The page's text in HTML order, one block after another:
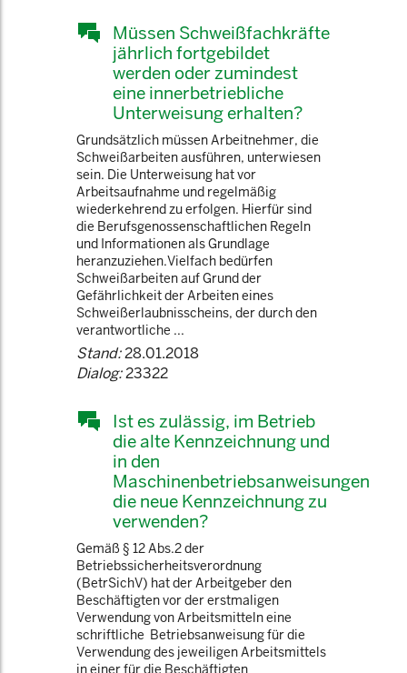
Müssen Schweißfachkräfte
jährlich fortgebildet
werden oder zumindest
eine innerbetriebliche
Unterweisung erhalten?
Grundsätzlich müssen Arbeitnehmer, die
Schweißarbeiten ausführen, unterwiesen
sein. Die Unterweisung hat vor
Arbeitsaufnahme und regelmäßig
wiederkehrend zu erfolgen. Hierfür sind
die Berufsgenossenschaftlichen Regeln
und Informationen als Grundlage
heranzuziehen.Vielfach bedürfen
Schweißarbeiten auf Grund der
Gefährlichkeit der Arbeiten eines
Schweißerlaubnisscheins, der durch den
verantwortliche ...
Stand:28.01.2018
Dialog:23322
Ist es zulässig, im Betrieb
die alte Kennzeichnung und
in den
Maschinenbetriebsanweisungen
die neue Kennzeichnung zu
verwenden?
Gemäß § 12 Abs.2 der
Betriebssicherheitsverordnung
(BetrSichV) hat der Arbeitgeber den
Beschäftigten vor der erstmaligen
Verwendung von Arbeitsmitteln eine
schriftliche Betriebsanweisung für die
Verwendung des jeweiligen Arbeitsmittels
in einer für die Beschäftigten